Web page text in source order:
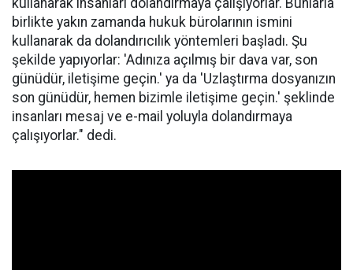
kullanarak insanları dolandırmaya çalışıyorlar. Bunlarla
birlikte yakın zamanda hukuk bürolarının ismini
kullanarak da dolandırıcılık yöntemleri başladı. Şu
şekilde yapıyorlar: 'Adınıza açılmış bir dava var, son
günüdür, iletişime geçin.' ya da 'Uzlaştırma dosyanızın
son günüdür, hemen bizimle iletişime geçin.' şeklinde
insanları mesaj ve e-mail yoluyla dolandırmaya
çalışıyorlar." dedi.